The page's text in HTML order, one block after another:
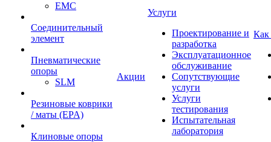
EMC
Cоединительный
элемент
Пневматические
опоры
SLM
Резиновые коврики
/ маты (EPA)
Клиновые опоры
Акции
Услуги
Проектирование и
разработка
Эксплуатационное
обслуживание
Сопутствующие
услуги
Услуги
тестирования
Испытательная
лаборатория
Как